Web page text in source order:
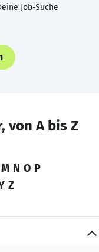
Job-Suche
von A bis Z
M N O P
Z